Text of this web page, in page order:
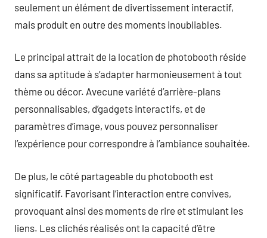
seulement un élément de divertissement interactif,
mais produit en outre des moments inoubliables.
Le principal attrait de la location de photobooth réside
dans sa aptitude à s’adapter harmonieusement à tout
thème ou décor. Avecune variété d’arrière-plans
personnalisables, d’gadgets interactifs, et de
paramètres d’image, vous pouvez personnaliser
l’expérience pour correspondre à l’ambiance souhaitée.
De plus, le côté partageable du photobooth est
significatif. Favorisant l’interaction entre convives,
provoquant ainsi des moments de rire et stimulant les
liens. Les clichés réalisés ont la capacité d’être